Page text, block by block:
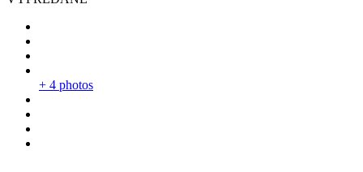
+ 4 photos